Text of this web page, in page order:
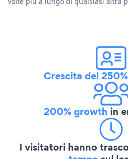
Crescita del 250%
200% growth in
I visitatori hanno